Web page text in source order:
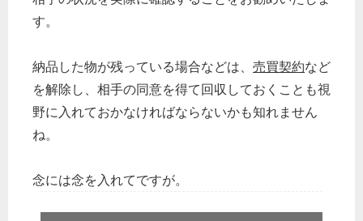
す。
納品した物が残っている場合などは、 売買契約など
を解除し、相手の同意を得て回収しておくことも視
野に入れておかなければならないかも知れません
ね。
念には念を入れてですが。